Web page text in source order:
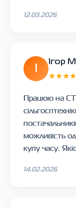
12.03.2026
Ігор
Працюю на
можливість
купу часу.
14.02.2026